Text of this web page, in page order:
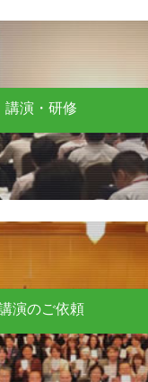
講演・研修
演のご依頼